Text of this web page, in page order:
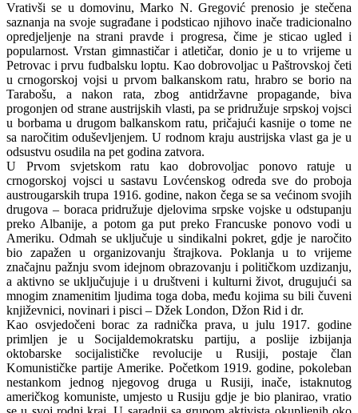
Vrativši se u domovinu, Marko N. Gregović prenosio je stečena
saznanja na svoje sugrađane i podsticao njihovo inače tradicionalno
opredjeljenje na strani pravde i progresa, čime je sticao ugled i
popularnost. Vrstan gimnastičar i atletičar, donio je u to vrijeme u
Petrovac i prvu fudbalsku loptu. Kao dobrovoljac u Paštrovskoj četi
u crnogorskoj vojsi u prvom balkanskom ratu, hrabro se borio na
Tarabošu, a nakon rata, zbog antidržavne propagande, biva
progonjen od strane austrijskih vlasti, pa se pridružuje srpskoj vojsci
u borbama u drugom balkanskom ratu, pričajući kasnije o tome ne
sa naročitim oduševljenjem. U rodnom kraju austrijska vlast ga je u
odsustvu osudila na pet godina zatvora.
U Prvom svjetskom ratu kao dobrovoljac ponovo ratuje u
crnogorskoj vojsci u sastavu Lovćenskog odreda sve do proboja
austrougarskih trupa 1916. godine, nakon čega se sa većinom svojih
drugova – boraca pridružuje djelovima srpske vojske u odstupanju
preko Albanije, a potom ga put preko Francuske ponovo vodi u
Ameriku. Odmah se uključuje u sindikalni pokret, gdje je naročito
bio zapažen u organizovanju štrajkova. Poklanja u to vrijeme
značajnu pažnju svom idejnom obrazovanju i političkom uzdizanju,
a aktivno se uključujuje i u društveni i kulturni život, drugujući sa
mnogim znamenitim ljudima toga doba, među kojima su bili čuveni
književnici, novinari i pisci – Džek London, Džon Rid i dr.
Kao osvjedočeni borac za radnička prava, u julu 1917. godine
primljen je u Socijaldemokratsku partiju, a poslije izbijanja
oktobarske socijalističke revolucije u Rusiji, postaje član
Komunističke partije Amerike. Početkom 1919. godine, pokoleban
nestankom jednog njegovog druga u Rusiji, inače, istaknutog
američkog komuniste, umjesto u Rusiju gdje je bio planirao, vratio